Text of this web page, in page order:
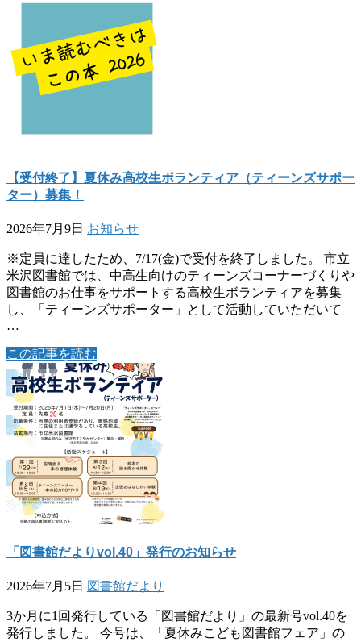
【受付終了】夏休み高校生ボランティア（ティーンズサポー
ター）募集！
2026年7月9日 お知らせ
※定員に達したため、7/17(金)で受付を終了しました。 市立
米沢図書館では、中高生向けのティーンズコーナーづくりや
図書館のお仕事をサポートする高校生ボランティアを募集
し、「ティーンズサポーター」として活動していただいて
…
この記事を読む
「図書館だよりvol.40」発行のお知らせ
2026年7月5日 図書館だより
3か月に1回発行している「図書館だより」の最新号vol.40を
発行しました。 今号は、「夏休みこども図書館フェア」の